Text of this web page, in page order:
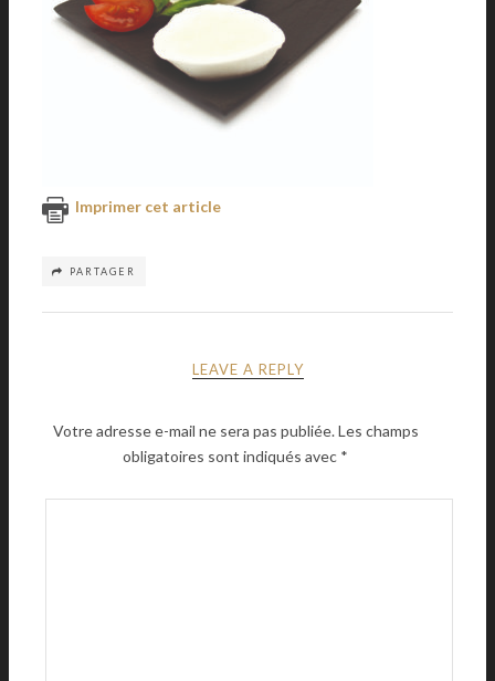
Imprimer cet article
PARTAGER
LEAVE A REPLY
Votre adresse e-mail ne sera pas publiée.Les champs
obligatoires sont indiqués avec *